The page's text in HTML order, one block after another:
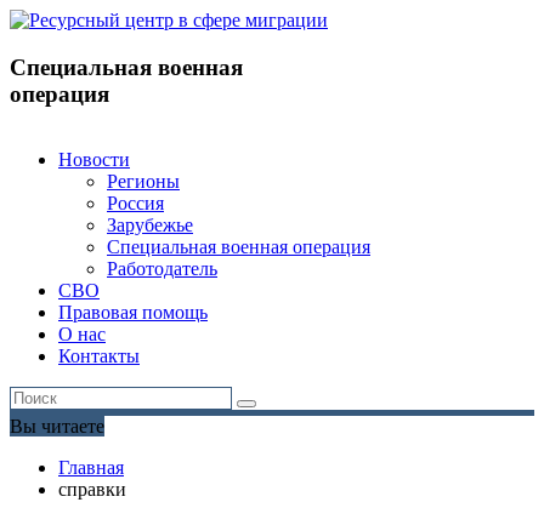
Специальная военная
операция
Новости
Регионы
Россия
Зарубежье
Специальная военная операция
Работодатель
СВО
Правовая помощь
О нас
Контакты
Вы читаете
Главная
справки